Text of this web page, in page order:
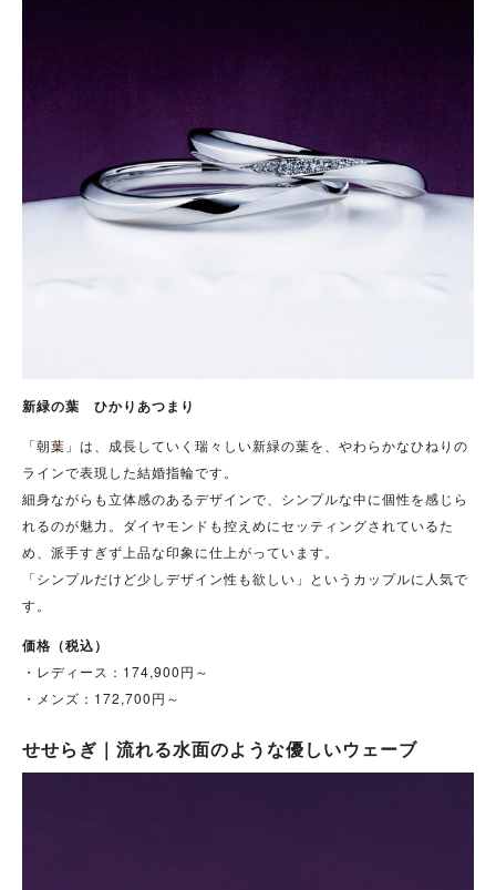
新緑の葉 ひかりあつまり
「朝葉 」は、成長していく瑞々しい新緑の葉を、やわらかなひねりの
ラインで表現した結婚指輪です。
細身ながらも立体感のあるデザインで、シンプルな中に個性を感じら
れるのが魅力。ダイヤモンドも控えめにセッティングされているた
め、派手すぎず上品な印象に仕上がっています。
「シンプルだけど少しデザイン性も欲しい」というカップルに人気で
す。
価格（税込）
・レディース：174,900円～
・メンズ：172,700円～
せせらぎ｜流れる水面のような優しいウェーブ